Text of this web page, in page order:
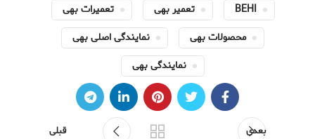
BEHI تعمیر بهی
تعمیرات بهی
محصولات بهی
نمایندگی اصلی بهی
نمایندگی بهی
بعدی قبلی